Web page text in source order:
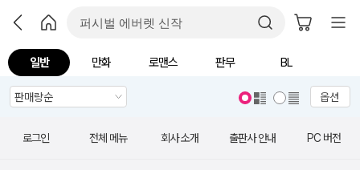
일반 만화 로맨스 판무 BL
옵션
로그인 전체 메뉴 회사 소개 출판사 안내 PC 버전